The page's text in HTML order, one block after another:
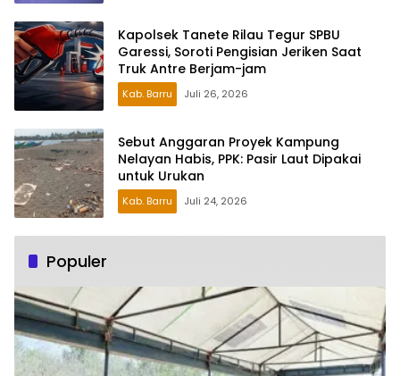
Kapolsek Tanete Rilau Tegur SPBU
Garessi, Soroti Pengisian Jeriken Saat
Truk Antre Berjam-jam
Kab. Barru Juli 26, 2026
Sebut Anggaran Proyek Kampung
Nelayan Habis, PPK: Pasir Laut Dipakai
untuk Urukan
Kab. Barru Juli 24, 2026
Populer